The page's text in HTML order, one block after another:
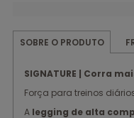
SOBRE O PRODUTO
SIGNATURE | Corra
Força para treinos
A legging de alta